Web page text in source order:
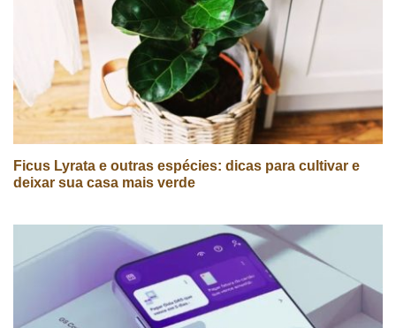
Ficus Lyrata e outras espécies: dicas para cultivar e
deixar sua casa mais verde